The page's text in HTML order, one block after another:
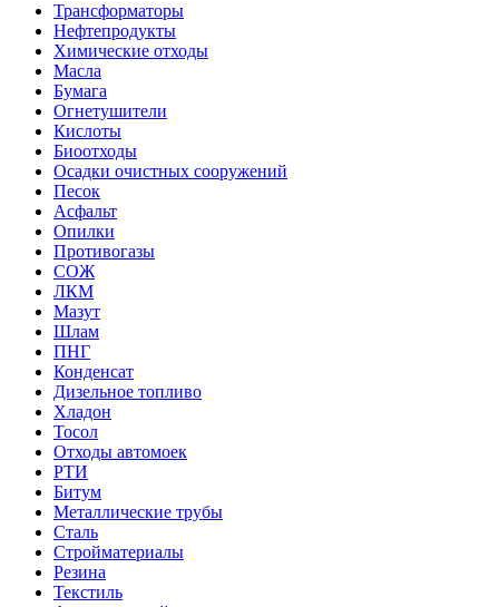
Трансформаторы
Нефтепродукты
Химические отходы
Масла
Бумага
Огнетушители
Кислоты
Биоотходы
Осадки очистных сооружений
Песок
Асфальт
Опилки
Противогазы
СОЖ
ЛКМ
Мазут
Шлам
ПНГ
Конденсат
Дизельное топливо
Хладон
Тосол
Отходы автомоек
РТИ
Битум
Металлические трубы
Сталь
Стройматериалы
Резина
Текстиль